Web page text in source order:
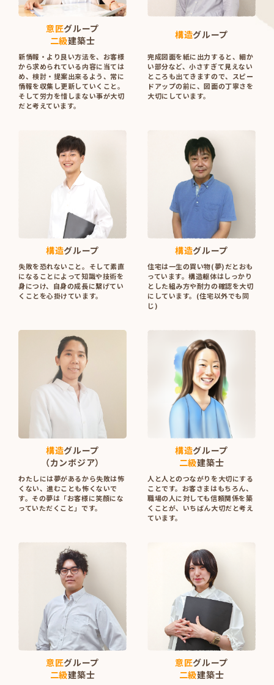
意匠グループ
二級建築士
新情報・より良い方法を、お客様
から求められている内容に当ては
め、検討・提案出来るよう、常に
情報を収集し更新していくこと。
そして労力を惜しまない事が大切
だと考えています。
構造グループ
完成図面を紙に出力すると、細か
い部分など、小さすぎて見えない
ところも出てきますので、スピー
ドアップの前に、図面の丁寧さを
大切にしています。
構造グループ
失敗を恐れないこと。そして素直
になることによって知識や技術を
身につけ、自身の成長に繋げてい
くことを心掛けています。
構造グループ
住宅は一生の買い物(夢)だとおも
っています。構造躯体はしっかり
とした組み方や耐力の確認を大切
にしています。(住宅以外でも同
じ)
構造グループ
（カンボジア）
わたしには夢があるから失敗は怖
くない、進むことも怖くないで
す。その夢は「お客様に笑顔にな
っていただくこと」です。
構造グループ
二級建築士
人と人とのつながりを大切にする
ことです。お客さまはもちろん、
職場の人に対しても信頼関係を築
くことが、いちばん大切だと考え
ています。
意匠グループ
二級建築士
意匠グループ
二級建築士